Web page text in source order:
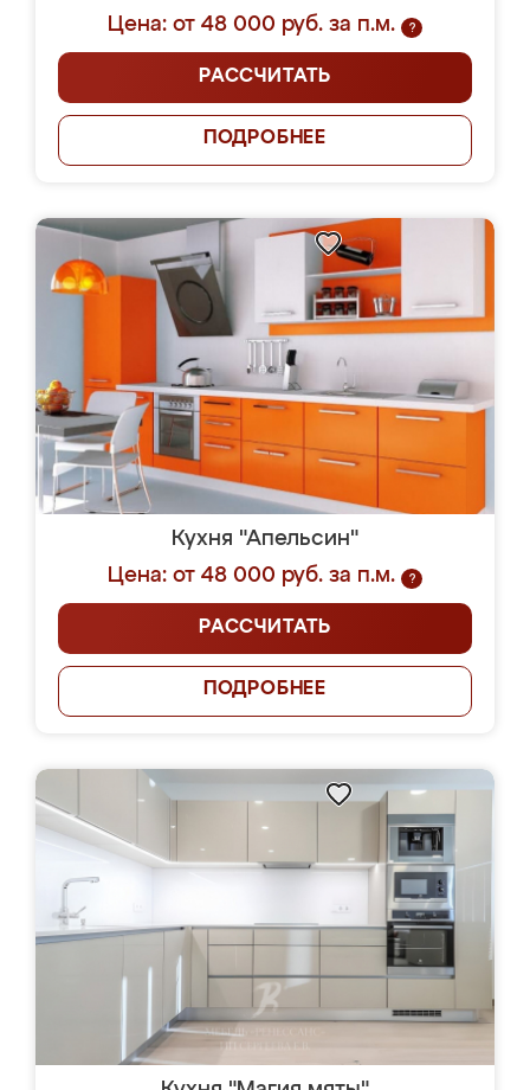
Цена: от 48 000 руб. за п.м.
?
РАССЧИТАТЬ
ПОДРОБНЕЕ
Кухня "Апельсин"
Цена: от 48 000 руб. за п.м.
?
РАССЧИТАТЬ
ПОДРОБНЕЕ